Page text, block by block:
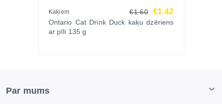
Kaķiem €1.60 €1.42
Ontario Cat Drink Duck kaķu dzēriens
ar pīli 135 g
Par mums